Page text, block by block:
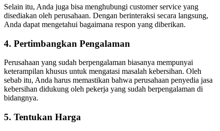
Selain itu, Anda juga bisa menghubungi customer service yang
disediakan oleh perusahaan. Dengan berinteraksi secara langsung,
Anda dapat mengetahui bagaimana respon yang diberikan.
4. Pertimbangkan Pengalaman
Perusahaan yang sudah berpengalaman biasanya mempunyai
keterampilan khusus untuk mengatasi masalah kebersihan. Oleh
sebab itu, Anda harus memastikan bahwa perusahaan penyedia jasa
kebersihan didukung oleh pekerja yang sudah berpengalaman di
bidangnya.
5. Tentukan Harga